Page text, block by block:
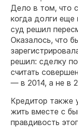
Дело в том, что
когда долги еще
суд решил
Оказалось, что
решил: сделку
считать
— в 2014, а не в
Кредитор также
жить вместе с
правдивость